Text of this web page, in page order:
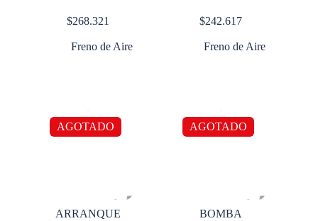
$268.321
Freno de Aire
$242.617
Freno de Aire
AGOTADO
ARRANQUE
AGOTADO
BOMBA